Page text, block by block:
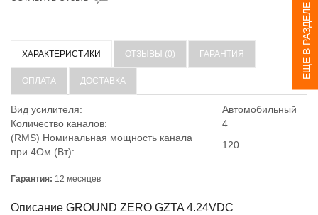
ЕЩЕ В РАЗДЕЛЕ
ХАРАКТЕРИСТИКИ ОТЗЫВЫ (0) ГАРАНТИЯ
ОПЛАТА ДОСТАВКА
Вид усилителя:
Автомобильный
Количество каналов:
4
(RMS) Номинальная мощность канала
при 4Ом (Вт):
120
Гарантия: 12 месяцев
Описание GROUND ZERO GZTA 4.24VDC